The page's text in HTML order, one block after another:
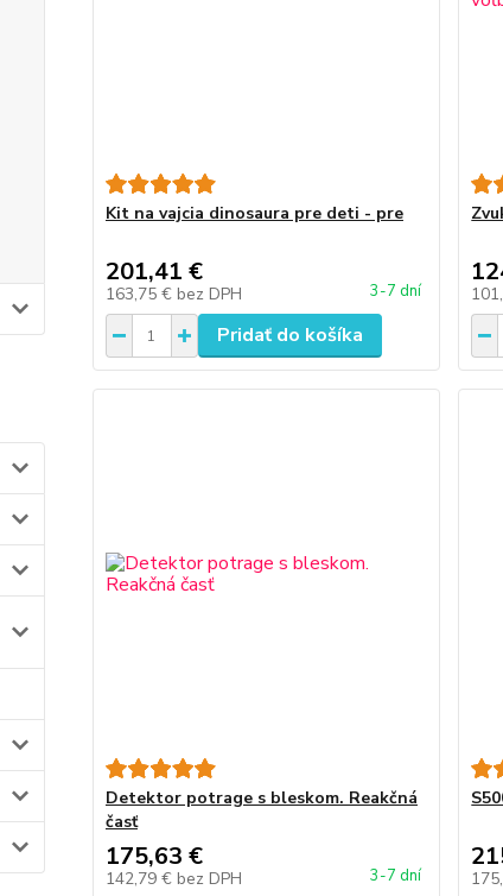
Kit na vajcia dinosaura pre deti - pre
201,41 €
163,75 € bez DPH 3-7 dní
Pridať do košíka
Detektor potrage s bleskom. Reakčná
časť
175,63 €
142,79 € bez DPH 3-7 dní